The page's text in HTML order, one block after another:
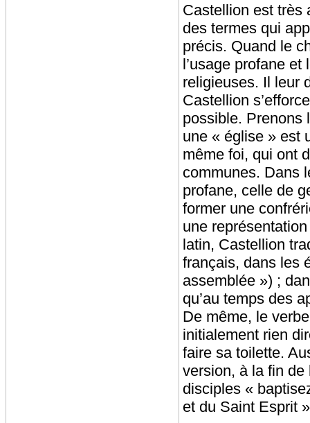
Castellion est très
des termes qui
précis. Quand le
l’usage profane
religieuses. Il leur
Castellion
possible. Prenons
une « église » est
même foi, qui ont
communes. Dans
profane, celle de
former une
une
latin, Castellion
français, dans les
assemblée ») ;
qu’au temps des
De même, le
initialement rien
faire sa toilette.
version, à la fin de
disciples «
et du Saint Esprit